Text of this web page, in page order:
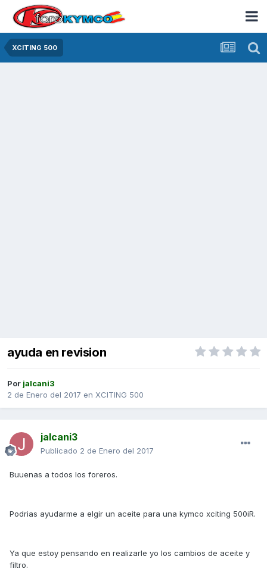
XCITING 500
ayuda en revision
Por jalcani3
2 de Enero del 2017 en XCITING 500
jalcani3
Publicado 2 de Enero del 2017
Buuenas a todos los foreros.
Podrias ayudarme a elgir un aceite para una kymco xciting 500iR.
Ya que estoy pensando en realizarle yo los cambios de aceite y
filtro.